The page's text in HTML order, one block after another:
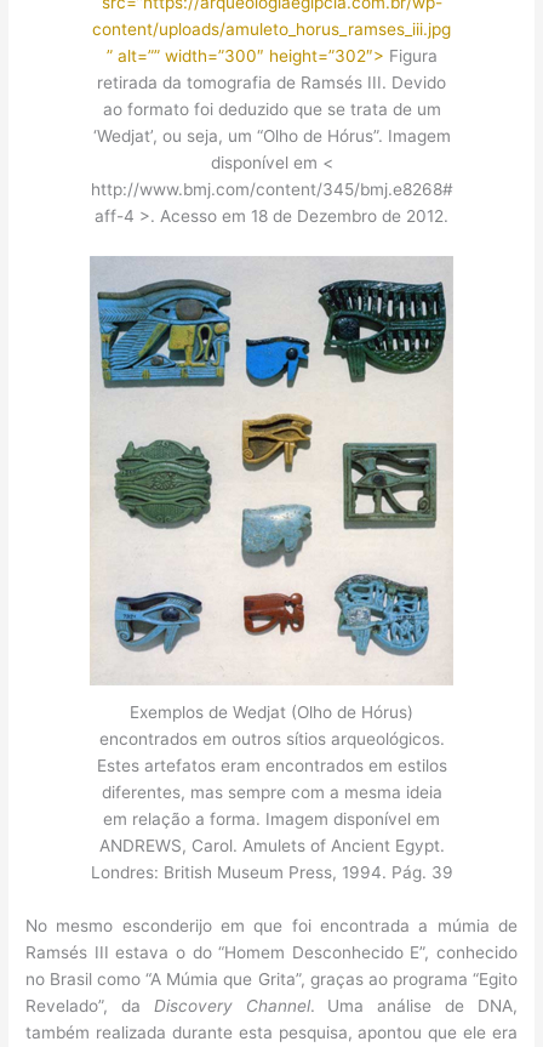
content/uploads/amuleto_horus_ramses_iii.jpg
” alt=”” width=”300″ height=”302″> Figura
retirada da tomografia de Ramsés III. Devido
ao formato foi deduzido que se trata de um
‘Wedjat’, ou seja, um “Olho de Hórus”. Imagem
disponível em <
http://www.bmj.com/content/345/bmj.e8268#
aff-4 >. Acesso em 18 de Dezembro de 2012.
Exemplos de Wedjat (Olho de Hórus)
encontrados em outros sítios arqueológicos.
Estes artefatos eram encontrados em estilos
diferentes, mas sempre com a mesma ideia
em relação a forma. Imagem disponível em
ANDREWS, Carol. Amulets of Ancient Egypt.
Londres: British Museum Press, 1994. Pág. 39
No mesmo esconderijo em que foi encontrada a múmia de
Ramsés III estava o do “Homem Desconhecido E”, conhecido
no Brasil como “A Múmia que Grita”, graças ao programa “Egito
Revelado”, da Discovery Channel. Uma análise de DNA,
também realizada durante esta pesquisa, apontou que ele era